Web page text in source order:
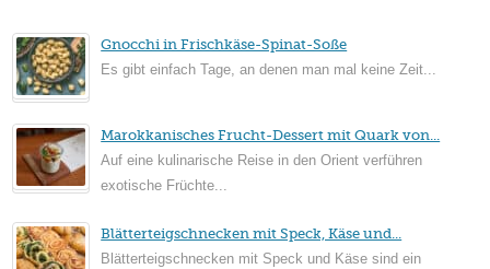
Gnocchi in Frischkäse-Spinat-Soße
Es gibt einfach Tage, an denen man mal keine Zeit...
Marokkanisches Frucht-Dessert mit Quark von...
Auf eine kulinarische Reise in den Orient verführen
exotische Früchte...
Blätterteigschnecken mit Speck, Käse und...
Blätterteigschnecken mit Speck und Käse sind ein